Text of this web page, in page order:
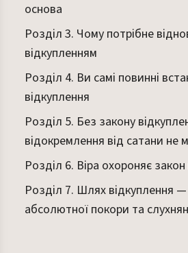
основа
Розділ 3. Чому потрібне
відкупленням
Розділ 4. Ви самі повинні
відкуплення
Розділ 5. Без закону
відокремлення від сатани не
Розділ 6. Віра охороняє
Розділ 7. Шлях відкуплення
абсолютної покори та